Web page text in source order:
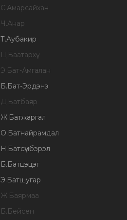
С.Амарсайхан
Ч.Анар
Т.Аубакир
Ц.Баатархүү
Э.Бат-Амгалан
Б.Бат-Эрдэнэ
Д.Батбаяр
Ж.Батжаргал
О.Батнайрамдал
Н.Батсүмбэрэл
Б.Батцэцэг
Э.Батшугар
Ж.Баярмаа
Б.Бейсен